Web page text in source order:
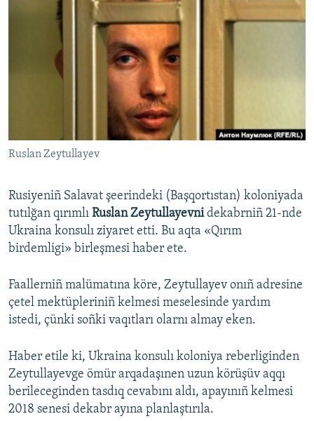
BLOGLAR
QOŞULIÑIZ!
RFE/RS bütün saytları
Ruslan Zeytullayev
Rusiyeniñ Salavat şeerindeki (Başqortıstan) koloniyada
tutılğan qırımlı Ruslan Zeytullayevnidekabrniñ 21-nde
Ukraina konsulı ziyaret etti. Bu aqta «Qırım
birdemligi» birleşmesi haber ete.
Faallerniñ malümatına köre, Zeytullayev onıñ adresine
çetel mektüpleriniñ kelmesi meselesinde yardım
istedi, çünki soñki vaqıtları olarnı almay eken.
Haber etile ki, Ukraina konsulı koloniya reberliginden
Zeytullayevge ömür arqadaşınen uzun körüşüv aqqı
berileceginden tasdıq cevabını aldı, apayınıñ kelmesi
2018 senesi dekabr ayına planlaştırıla.